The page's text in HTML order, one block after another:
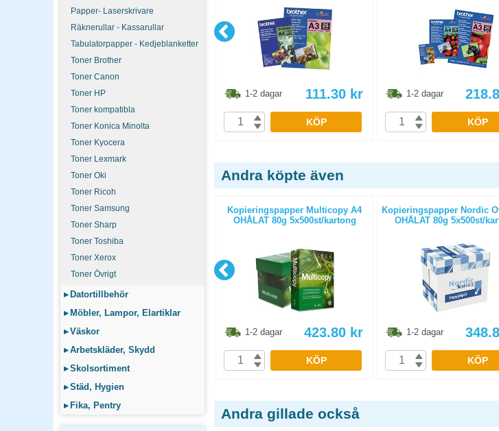
Papper- Laserskrivare
Räknerullar - Kassarullar
Tabulatorpapper - Kedjeblanketter
Toner Brother
Toner Canon
Toner HP
Toner kompatibla
Toner Konica Minolta
Toner Kyocera
Toner Lexmark
Toner Oki
Toner Ricoh
Toner Samsung
Toner Sharp
Toner Toshiba
Toner Xerox
Toner Övrigt
▸ Datortillbehör
▸ Möbler, Lampor, Elartiklar
▸Väskor
▸Arbetskläder, Skydd
▸Skolsortiment
▸Städ, Hygien
▸ Fika, Pentry
1-2 dagar
KÖP
1-2 dagar 111.30 kr
KÖP
1-2 dagar
KÖP
Andra köpte även
Kopieringspapper Nordic Office
Xpressbox A4 OHÅLAT 80g
2500st/kartong
1-2 dagar
Kopieringspapper Multicopy A4
OHÅLAT 80g 5x500st/kartong
1-2 dagar 423.80 kr
KÖP
Kopieringspapper Nordic
OHÅLAT 80g 5x500st/
1-2 dagar
KÖP
Andra gillade också